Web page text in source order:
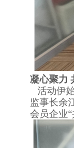
凝心聚力
活动伊
监事长余
会员企业